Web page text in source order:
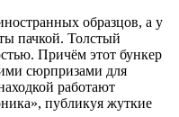
образцов, а у
пачкой. Толстый
Причём этот бункер
сюрпризами для
работают
публикуя жуткие